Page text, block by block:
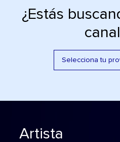
¿Estás
Selecciona tu
Artista